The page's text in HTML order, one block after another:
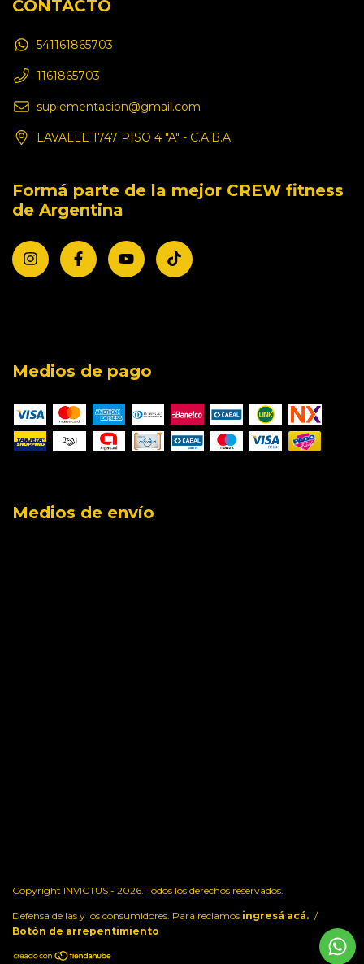
CONTACTO
541161865703
1161865703
suplementacion@gmail.com
LAVALLE 1747 PISO 4 "A" - C.A.B.A.
Formá parte de la mejor CREW fitness
de Argentina
Medios de pago
Medios de envío
Copyright INVICTUS - 2026. Todos los derechos reservados.
Defensa de las y los consumidores. Para reclamos ingresá acá. /
Botón de arrepentimiento